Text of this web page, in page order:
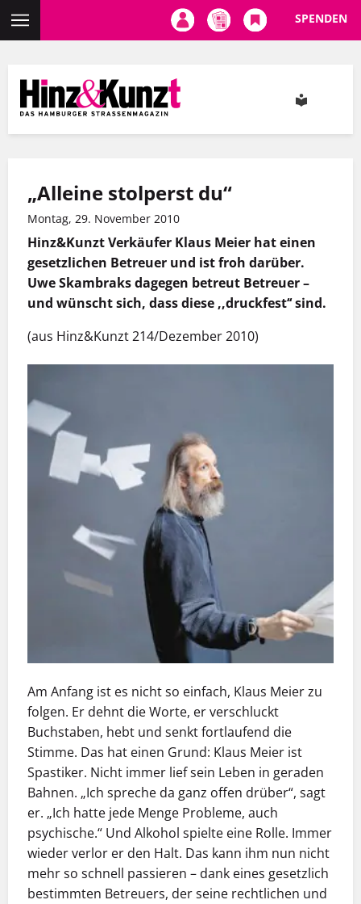
Inhalt
SPENDEN
„Alleine stolperst du“
Montag, 29. November 2010
Hinz&Kunzt Verkäufer Klaus Meier hat einen
gesetzlichen Betreuer und ist froh darüber.
Uwe Skambraks dagegen betreut Betreuer –
und wünscht sich, dass diese ,,druckfest‘‘ sind.
(aus Hinz&Kunzt 214/Dezember 2010)
Am Anfang ist es nicht so einfach, Klaus Meier zu
folgen. Er dehnt die Worte, er verschluckt
Buchstaben, hebt und senkt fortlaufend die
Stimme. Das hat einen Grund: Klaus Meier ist
Spastiker. Nicht immer lief sein Leben in geraden
Bahnen. „Ich spreche da ganz offen drüber“, sagt
er. „Ich hatte jede Menge Probleme, auch
psychische.“ Und Alkohol spielte eine Rolle. Immer
wieder verlor er den Halt. Das kann ihm nun nicht
mehr so schnell passieren – dank eines gesetzlich
bestimmten Betreuers, der seine rechtlichen und